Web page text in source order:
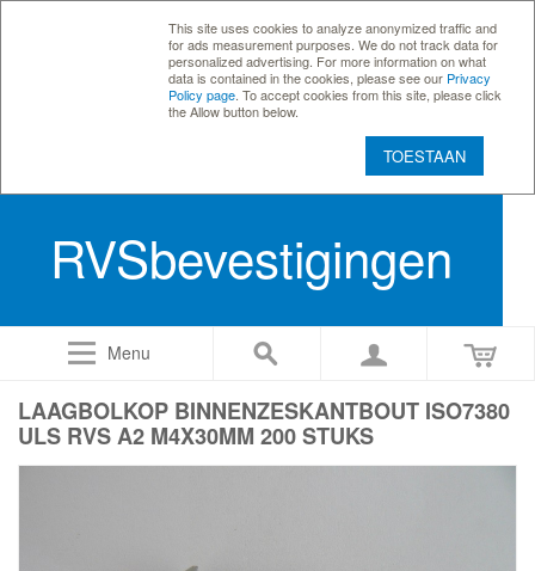
This site uses cookies to analyze anonymized traffic and
for ads measurement purposes. We do not track data for
personalized advertising. For more information on what
data is contained in the cookies, please see our Privacy
Policy page . To accept cookies from this site, please click
the Allow button below.
TOESTAAN
RVSbevestigingen
Menu
LAAGBOLKOP BINNENZESKANTBOUT ISO7380
ULS RVS A2 M4X30MM 200 STUKS